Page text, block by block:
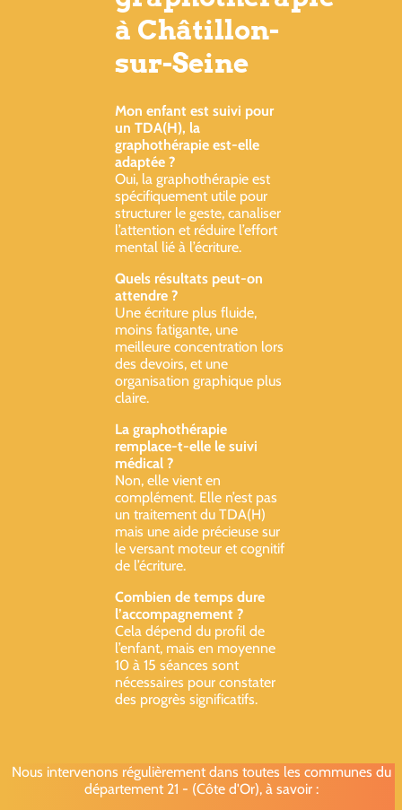
à Châtillon-
sur-Seine
Mon enfant est suivi pour
un TDA(H), la
graphothérapie est-elle
adaptée ?
Oui, la graphothérapie est
spécifiquement utile pour
structurer le geste, canaliser
l’attention et réduire l’effort
mental lié à l’écriture.
Quels résultats peut-on
attendre ?
Une écriture plus fluide,
moins fatigante, une
meilleure concentration lors
des devoirs, et une
organisation graphique plus
claire.
La graphothérapie
remplace-t-elle le suivi
médical ?
Non, elle vient en
complément. Elle n’est pas
un traitement du TDA(H)
mais une aide précieuse sur
le versant moteur et cognitif
de l’écriture.
Combien de temps dure
l’accompagnement ?
Cela dépend du profil de
l’enfant, mais en moyenne
10 à 15 séances sont
nécessaires pour constater
des progrès significatifs.
Nous intervenons régulièrement dans toutes les communes du
département 21 - (Côte d'Or), à savoir :